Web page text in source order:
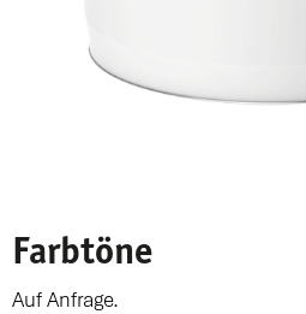
Farbtöne
Auf Anfrage.